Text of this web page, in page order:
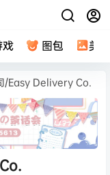
戏 图包 美
/Easy Delivery Co.